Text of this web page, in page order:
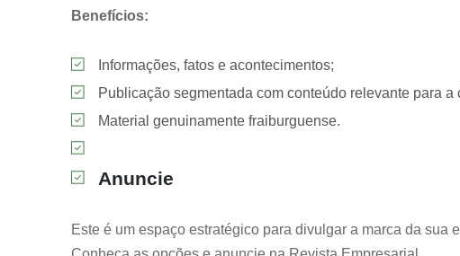
Benefícios:
Informações, fatos e acontecimentos;
Publicação segmentada com conteúdo relevante para a
Material genuinamente fraiburguense.
Anuncie
Este é um espaço estratégico para divulgar a marca da sua